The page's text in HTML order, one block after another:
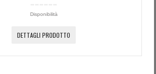
Disponibilità
DETTAGLI PRODOTTO